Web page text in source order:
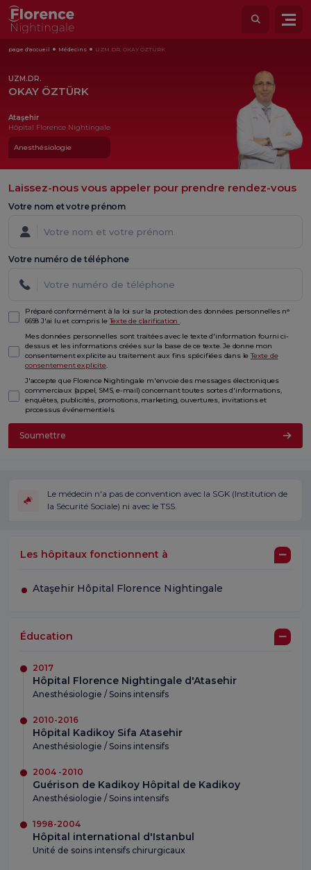
page d'accueil Médecins UZM.DR. OKAY ÖZTÜRK
UZM.DR.
OKAY ÖZTÜRK
Ataşehir
Hôpital Florence Nightingale
Anesthésiologie
Laissez-nous vous appeler pour prendre rendez-vous
Votre nom et votre prénom
Votre numéro de téléphone
Préparé conformément à la loi sur la protection des données personnelles n°
6698 J'ai lu et compris leTexte de clarification .
Mes données personnelles sont traitées avec le texte d'information fourni ci-
dessus et les informations créées sur la base de ce texte. Je donne mon
consentement explicite au traitement aux fins spécifiées dans leTexte de
consentement explicite.
J'accepte que Florence Nightingale m'envoie des messages électroniques
commerciaux (appel, SMS, e-mail) concernant toutes sortes d'informations,
enquêtes, publicités, promotions, marketing, ouvertures, invitations et
processus événementiels.
Soumettre
Le médecin n'a pas de convention avec la SGK (Institution de
la Sécurité Sociale) ni avec le TSS.
Les hôpitaux fonctionnent à
Ataşehir Hôpital Florence Nightingale
Éducation
2017
Hôpital Florence Nightingale d'Atasehir
Anesthésiologie / Soins intensifs
2010-2016
Hôpital Kadikoy Sifa Atasehir
Anesthésiologie / Soins intensifs
2004 -2010
Guérison de Kadikoy Hôpital de Kadikoy
Anesthésiologie / Soins intensifs
1998-2004
Hôpital international d'Istanbul
Unité de soins intensifs chirurgicaux